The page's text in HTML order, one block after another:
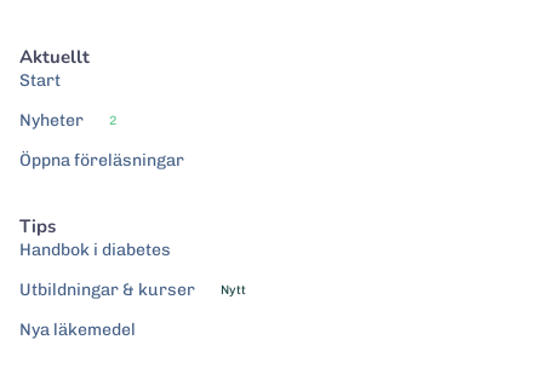
Aktuellt
Start
Nyheter
2
Öppna föreläsningar
Tips
Handbok i diabetes
Utbildningar & kurser
Nytt
Nya läkemedel